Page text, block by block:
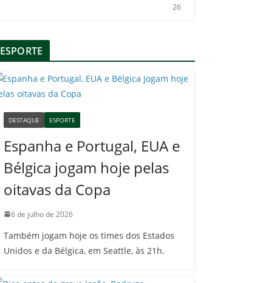
26
ESPORTE
DESTAQUE ESPORTE
Espanha e Portugal, EUA e
Bélgica jogam hoje pelas
oitavas da Copa
6 de julho de 2026
Também jogam hoje os times dos Estados
Unidos e da Bélgica, em Seattle, às 21h.